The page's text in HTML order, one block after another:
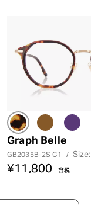
Graph Belle
GB2035B-2S C1 /
¥11,800 含税